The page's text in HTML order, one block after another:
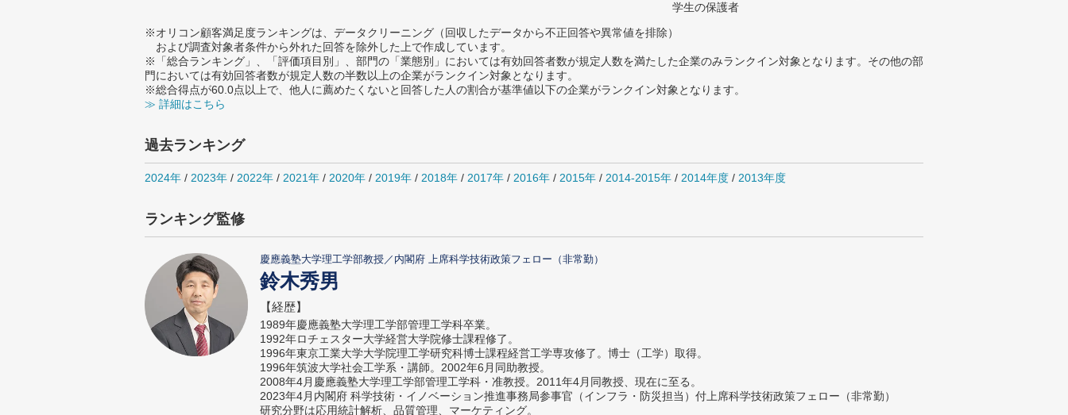
学生の保護者
※オリコン顧客満足度ランキングは、データクリーニング（回収したデータから不正回答や異常値を排除）
および調査対象者条件から外れた回答を除外した上で作成しています。
※「総合ランキング」、「評価項目別」、部門の「業態別」においては有効回答者数が規定人数を満たした企業のみランクイン対象となります。その他の部
門においては有効回答者数が規定人数の半数以上の企業がランクイン対象となります。
※総合得点が60.0点以上で、他人に薦めたくないと回答した人の割合が基準値以下の企業がランクイン対象となります。
≫ 詳細はこちら
過去ランキング
2024年 / 2023年 / 2022年 / 2021年 / 2020年 / 2019年 / 2018年 / 2017年 / 2016年 / 2015年 / 2014-2015年 / 2014年度 / 2013年度
ランキング監修
慶應義塾大学理工学部教授／内閣府 上席科学技術政策フェロー（非常勤）
鈴木秀男
【経歴】
1989年慶應義塾大学理工学部管理工学科卒業。
1992年ロチェスター大学経営大学院修士課程修了。
1996年東京工業大学大学院理工学研究科博士課程経営工学専攻修了。博士（工学）取得。
1996年筑波大学社会工学系・講師。2002年6月同助教授。
2008年4月慶應義塾大学理工学部管理工学科・准教授。2011年4月同教授、現在に至る。
2023年4月内閣府 科学技術・イノベーション推進事務局参事官（インフラ・防災担当）付上席科学技術政策フェロー（非常勤）
研究分野は応用統計解析、品質管理、マーケティング。